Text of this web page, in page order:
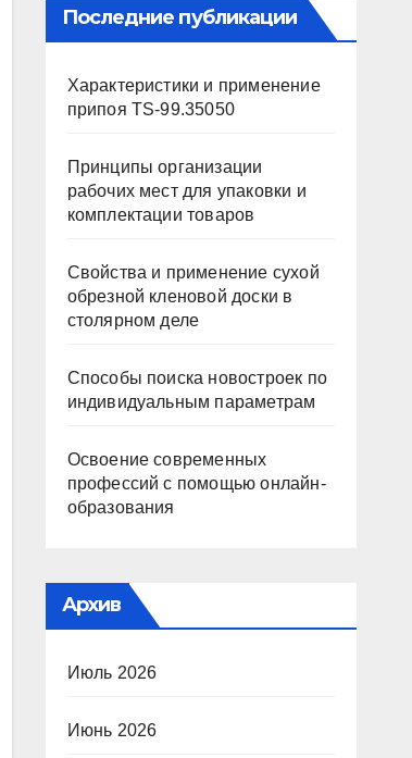
Последние публикации
Характеристики и применение
припоя TS-99.35050
Принципы организации
рабочих мест для упаковки и
комплектации товаров
Свойства и применение сухой
обрезной кленовой доски в
столярном деле
Способы поиска новостроек по
индивидуальным параметрам
Освоение современных
профессий с помощью онлайн-
образования
Архив
Июль 2026
Июнь 2026